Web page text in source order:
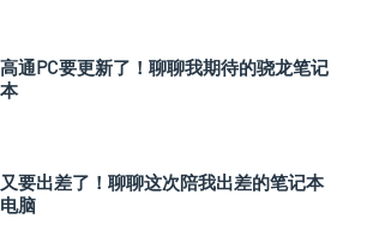
高通PC要更新了！聊聊我期待的骁龙笔记
本
又要出差了！聊聊这次陪我出差的笔记本
电脑